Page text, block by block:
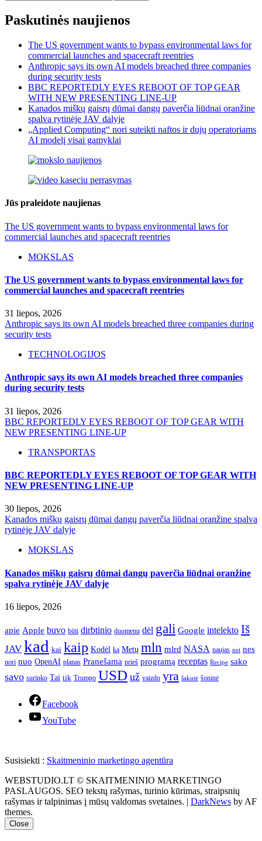
Paskutinės naujienos
The US government wants to bypass environmental laws for
commercial launches and spacecraft reentries
Anthropic says its own AI models breached three companies
during security tests
BBC REPORTEDLY EYES REBOOT OF TOP GEAR
WITH NEW PRESENTING LINE-UP
Kanados miškų gaisrų dūmai dangų paverčia liūdnai oranžine
spalva rytinėje JAV dalyje
„Applied Computing“ nori suteikti naftos ir dujų operatoriams
AI modelį visai gamyklai
Jūs praleidote naujienas
The US government wants to bypass environmental laws for
commercial launches and spacecraft reentries
MOKSLAS
The US government wants to bypass environmental laws for
commercial launches and spacecraft reentries
31 liepos, 2026
Anthropic says its own AI models breached three companies during
security tests
TECHNOLOGIJOS
Anthropic says its own AI models breached three companies
during security tests
31 liepos, 2026
BBC REPORTEDLY EYES REBOOT OF TOP GEAR WITH
NEW PRESENTING LINE-UP
TRANSPORTAS
BBC REPORTEDLY EYES REBOOT OF TOP GEAR WITH
NEW PRESENTING LINE-UP
30 liepos, 2026
Kanados miškų gaisrų dūmai dangų paverčia liūdnai oranžine spalva
rytinėje JAV dalyje
MOKSLAS
Kanados miškų gaisrų dūmai dangų paverčia liūdnai oranžine
spalva rytinėje JAV dalyje
16 liepos, 2026
apie Apple buvo būti dirbtinio duomenų dėl gali Google intelekto Iš
JAV kad kai kaip Kodėl ką Metų mln mlrd NASA naujas nei nes
nori nuo OpenAI planas Pranešama prieš programą receptas Recipe sako
savo surinko Tai tik Trumpo USD už vaizdo yra šakutė šoninė
Facebook
YouTube
Susisiekti : Skaitmeninio marketingo agentūra
WEBSTUDIO.LT © SKAITMENINIO MARKETINGO
PASLAUGOS. SEO tekstų rašymas, turinio kūrimas, straipsnių
rašymas ir talpinimas į mūsų valdomas svetaines. | DarkNews by AF
themes.
Close